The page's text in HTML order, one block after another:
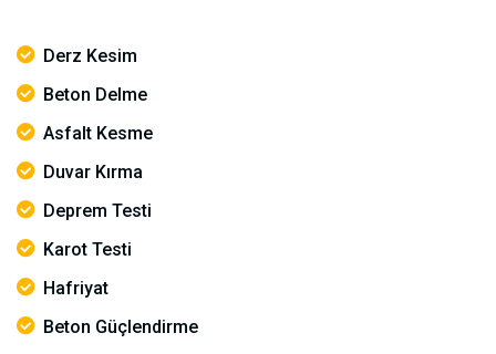
Derz Kesim
Beton Delme
Asfalt Kesme
Duvar Kırma
Deprem Testi
Karot Testi
Hafriyat
Beton Güçlendirme